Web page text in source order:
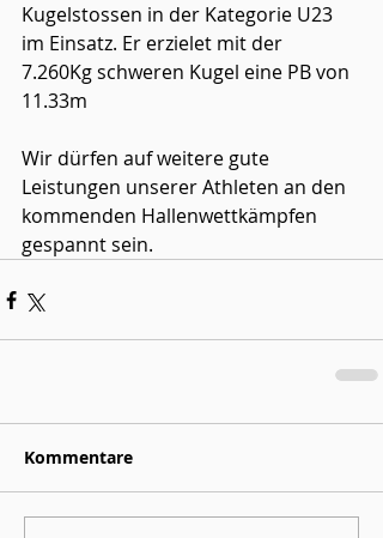
Kugelstossen in der Kategorie U23
im Einsatz. Er erzielet mit der
7.260Kg schweren Kugel eine PB von
11.33m
Wir dürfen auf weitere gute
Leistungen unserer Athleten an den
kommenden Hallenwettkämpfen
gespannt sein.
Kommentare